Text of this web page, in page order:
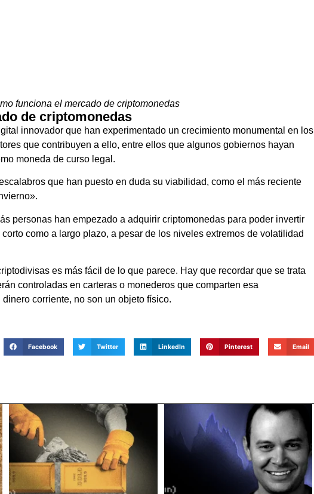
funciona el mercado de criptomonedas
de criptomonedas
innovador que han experimentado un crecimiento monumental en los
que contribuyen a ello, entre ellos que algunos gobiernos hayan
moneda de curso legal.
que han puesto en duda su viabilidad, como el más reciente
personas han empezado a adquirir criptomonedas para poder invertir
como a largo plazo, a pesar de los niveles extremos de volatilidad
es más fácil de lo que parece. Hay que recordar que se trata
controladas en carteras o monederos que comparten esa
corriente, no son un objeto físico.
Facebook Twitter LinkedIn Pinterest Email